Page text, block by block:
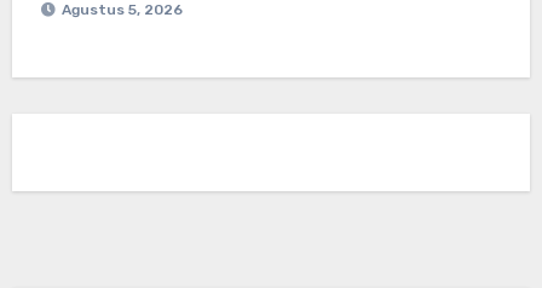
Agustus 5, 2026